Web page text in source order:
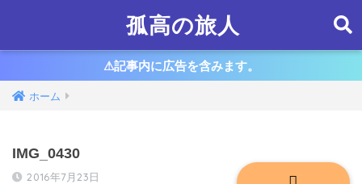
孤高の旅人
⚠︎記事内に広告を含みます。
ホーム
IMG_0430
2016年7月23日